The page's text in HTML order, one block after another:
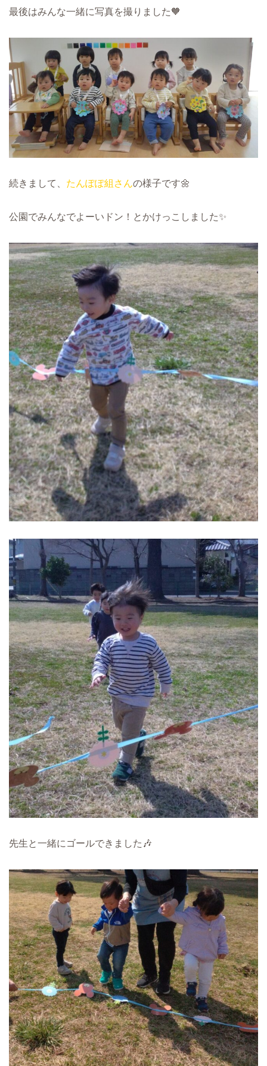
最後はみんな一緒に写真を撮りました🧡
続きまして、 たんぽぽ組さんの様子です🌼
公園でみんなでよーいドン！とかけっこしました✨
先生と一緒にゴールできました🎶